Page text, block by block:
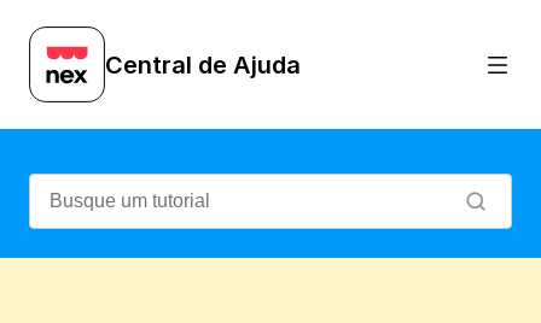
Central de Ajuda